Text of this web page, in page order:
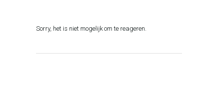
Sorry, het is niet mogelijk om te reageren.